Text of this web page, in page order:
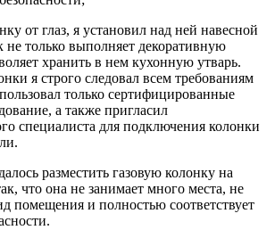
от глаз, я установил над ней навесной
только выполняет декоративную
хранить в нем кухонную утварь.
я строго следовал всем требованиям
только сертифицированные
а также пригласил
специалиста для подключения колонки
разместить газовую колонку на
что она не занимает много места, не
помещения и полностью соответствует